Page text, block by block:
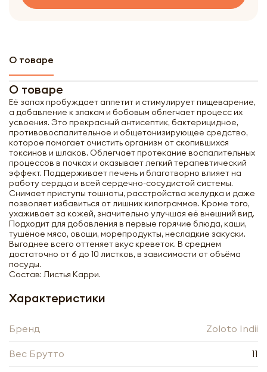
О товаре
О товаре
Её запах пробуждает аппетит и стимулирует пищеварение,
а добавление к злакам и бобовым облегчает процесс их
усвоения. Это прекрасный антисептик, бактерицидное,
противовоспалительное и общетонизирующее средство,
которое помогает очистить организм от скопившихся
токсинов и шлаков. Облегчает протекание воспалительных
процессов в почках и оказывает легкий терапевтический
эффект. Поддерживает печень и благотворно влияет на
работу сердца и всей сердечно-сосудистой системы.
Снимает приступы тошноты, расстройства желудка и даже
позволяет избавиться от лишних килограммов. Кроме того,
ухаживает за кожей, значительно улучшая её внешний вид.
Подходит для добавления в первые горячие блюда, каши,
тушёное мясо, овощи, морепродукты, несладкие закуски.
Выгоднее всего оттеняет вкус креветок. В среднем
достаточно от 6 до 10 листков, в зависимости от объёма
посуды.
Состав: Листья Карри.
Характеристики
Бренд Zoloto Indii
Вес Брутто 11